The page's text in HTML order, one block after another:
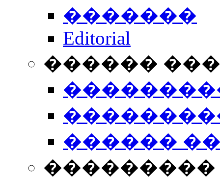
�������
Editorial
������
������
���������